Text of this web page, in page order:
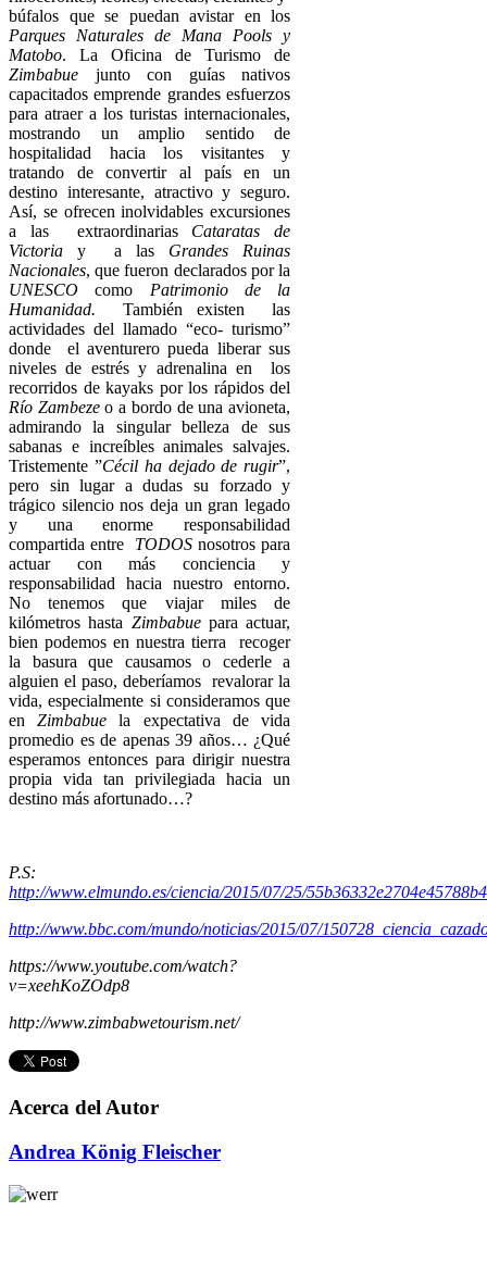
búfalos que se puedan avistar en los
Parques Naturales de Mana Pools y
Matobo. La Oficina de Turismo de
Zimbabue junto con guías nativos
capacitados emprende grandes esfuerzos
para atraer a los turistas internacionales,
mostrando un amplio sentido de
hospitalidad hacia los visitantes y
tratando de convertir al país en un
destino interesante, atractivo y seguro.
Así, se ofrecen inolvidables excursiones
a las extraordinarias Cataratas de
Victoria y a las Grandes Ruinas
Nacionales, que fueron declarados por la
UNESCO como Patrimonio de la
Humanidad.También existen las
actividades del llamado “eco- turismo”
donde el aventurero pueda liberar sus
niveles de estrés y adrenalina en los
recorridos de kayaks por los rápidos del
Río Zambezeo a bordo de una avioneta,
admirando la singular belleza de sus
sabanas e increíbles animales salvajes.
Tristemente ”Cécil ha dejado de rugir”,
pero sin lugar a dudas su forzado y
trágico silencio nos deja un gran legado
y una enorme responsabilidad
compartida entre TODOS nosotros para
actuar con más conciencia y
responsabilidad hacia nuestro entorno.
No tenemos que viajar miles de
kilómetros hasta Zimbabuepara actuar,
bien podemos en nuestra tierra recoger
la basura que causamos o cederle a
alguien el paso, deberíamos revalorar la
vida, especialmente si consideramos que
en Zimbabue la expectativa de vida
promedio es de apenas 39 años… ¿Qué
esperamos entonces para dirigir nuestra
propia vida tan privilegiada hacia un
destino más afortunado…?
P.S:
http://www.elmundo.es/ciencia/2015/07/25/
http://www.bbc.com/mundo/noticias/2015/07/
https://www.youtube.com/watch?
v=xeehKoZOdp8
http://www.zimbabwetourism.net/
Acerca del Autor
Andrea König Fleischer